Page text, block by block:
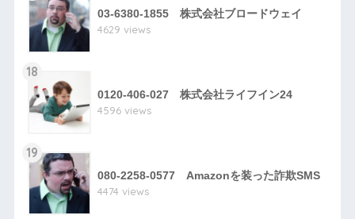
03-6380-1855 株式会社ブロードウェイ
4629 views
18
0120-406-027 株式会社ライフイン24
4596 views
19
080-2258-0577 Amazonを装った詐欺SMS
4474 views